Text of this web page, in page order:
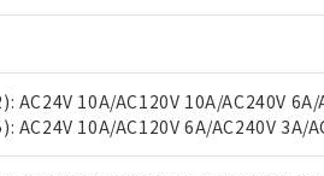
AC24V 10A/AC120V 10A/AC240V
AC24V 10A/AC120V 6A/AC240V 3A/
読みいただき、同意のうえご利用く
EU RoHS指令（10物質）の非含有に
EU RoHS指令（10物質）の非含有の
情により、非含有部品としていたもの
表
質材料含有率が中国RoHSの基準値以
質材料含有率が中国RoHSの基準値を